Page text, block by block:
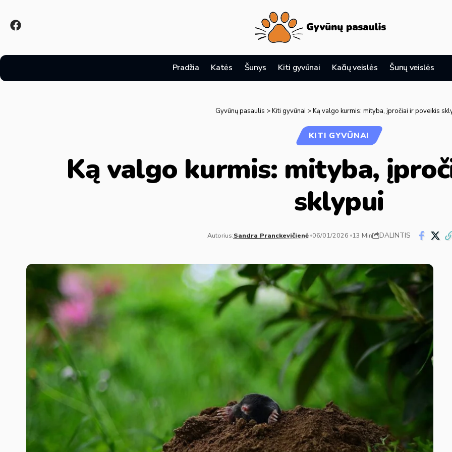
Pradžia Katės Šunys Kiti gyvūnai Kačių veislės Šunų veislės
Gyvūnų pasaulis >Kiti gyvūnai >Ką valgo kurmis: mityba, įpročiai ir poveikis
KITI GYVŪNAI
Ką valgo kurmis: mityba,
sklypui
Autorius:Sandra Pranckevičienė 06/01/2026 13 Min DALINTIS